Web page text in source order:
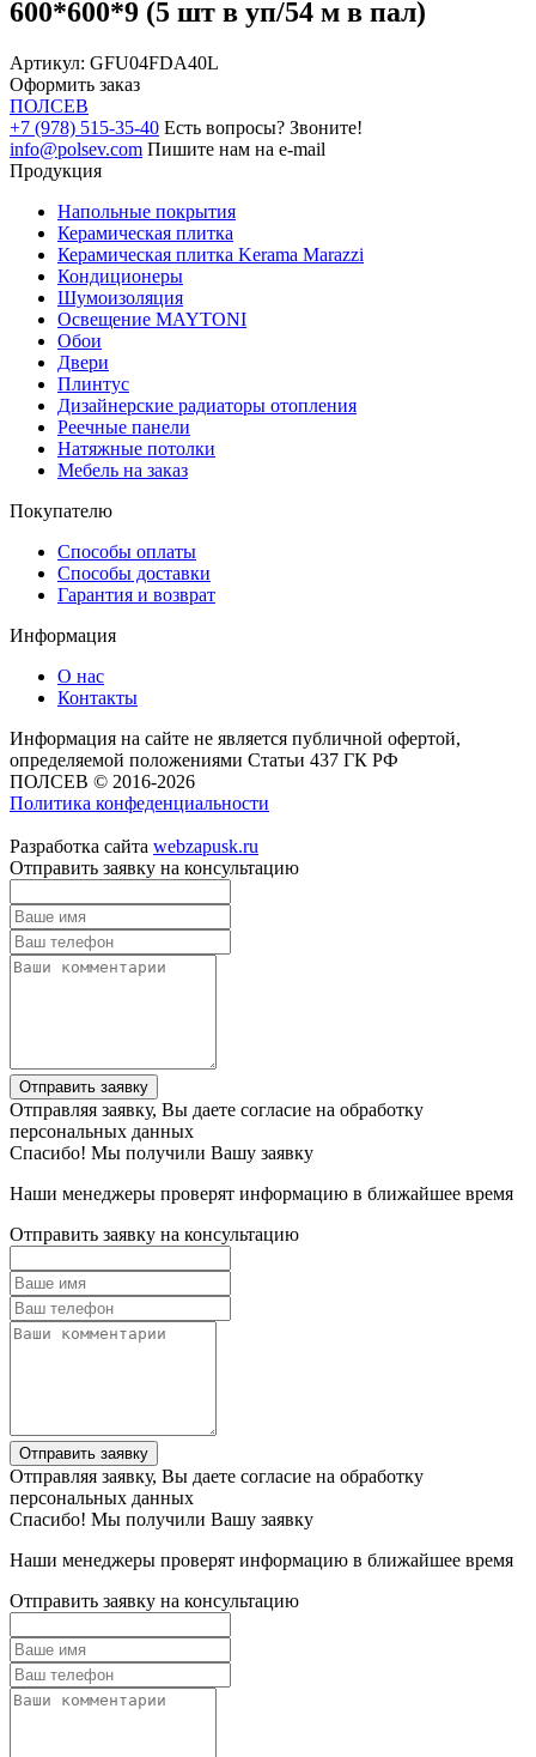
600*600*9 (5 шт в уп/54 м в пал)
Артикул: GFU04FDA40L
Оформить заказ
ПОЛСЕВ
+7 (978) 515-35-40 Есть вопросы? Звоните!
info@polsev.com Пишите нам на e-mail
Продукция
Напольные покрытия
Керамическая плитка
Керамическая плитка Kerama Marazzi
Кондиционеры
Шумоизоляция
Освещение MAYTONI
Обои
Двери
Плинтус
Дизайнерские радиаторы отопления
Реечные панели
Натяжные потолки
Мебель на заказ
Покупателю
Способы оплаты
Способы доставки
Гарантия и возврат
Информация
О нас
Контакты
Информация на сайте не является публичной офертой,
определяемой положениями Статьи 437 ГК РФ
ПОЛСЕВ © 2016-2026
Политика конфеденциальности
Разработка сайта webzapusk.ru
Отправить заявку на консультацию
Отправить заявку
Отправляя заявку, Вы даете согласие на обработку
персональных данных
Спасибо! Мы получили Вашу заявку
Наши менеджеры проверят информацию в ближайшее время
Отправить заявку на консультацию
Отправить заявку
Отправляя заявку, Вы даете согласие на обработку
персональных данных
Спасибо! Мы получили Вашу заявку
Наши менеджеры проверят информацию в ближайшее время
Отправить заявку на консультацию